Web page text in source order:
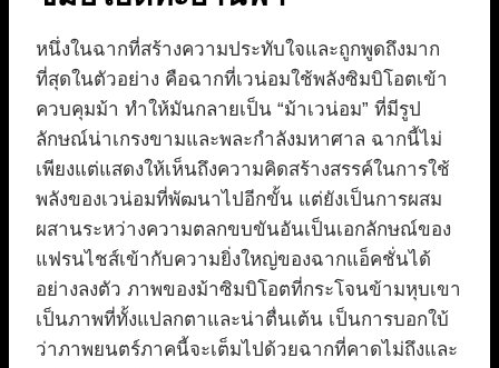
หนึ่งในฉากที่สร้างความประทับใจและถูกพูดถึงมาก
ที่สุดในตัวอย่าง คือฉากที่เวน่อมใช้พลังซิมบิโอตเข้า
ควบคุมม้า ทำให้มันกลายเป็น “ม้าเวน่อม” ที่มีรูป
ลักษณ์น่าเกรงขามและพละกำลังมหาศาล ฉากนี้ไม่
เพียงแต่แสดงให้เห็นถึงความคิดสร้างสรรค์ในการใช้
พลังของเวน่อมที่พัฒนาไปอีกขั้น แต่ยังเป็นการผสม
ผสานระหว่างความตลกขบขันอันเป็นเอกลักษณ์ของ
แฟรนไชส์เข้ากับความยิ่งใหญ่ของฉากแอ็คชั่นได้
อย่างลงตัว ภาพของม้าซิมบิโอตที่กระโจนข้ามหุบเขา
เป็นภาพที่ทั้งแปลกตาและน่าตื่นเต้น เป็นการบอกใบ้
ว่าภาพยนตร์ภาคนี้จะเต็มไปด้วยฉากที่คาดไม่ถึงและ